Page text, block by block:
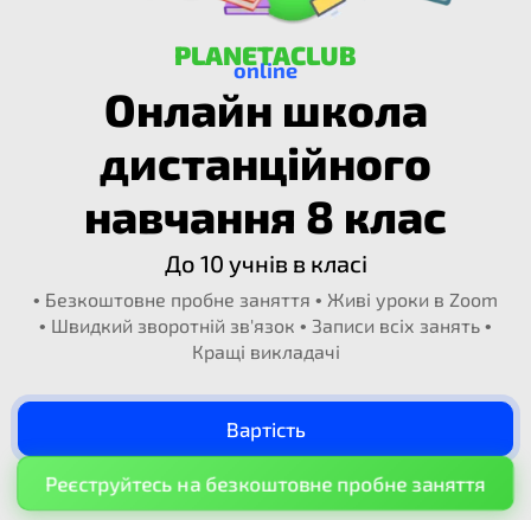
PLANETACLUB
online
Онлайн школа
дистанційного
навчання 8 клас​
До 10 учнів в класі
• Безкоштовне пробне заняття • Живі уроки в Zoom
• Швидкий зворотній зв'язок • Записи всіх занять •
Кращі викладачі
Вартість
Реєструйтесь на безкоштовне пробне заняття